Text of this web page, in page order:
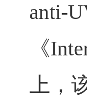
anti-
《
上，